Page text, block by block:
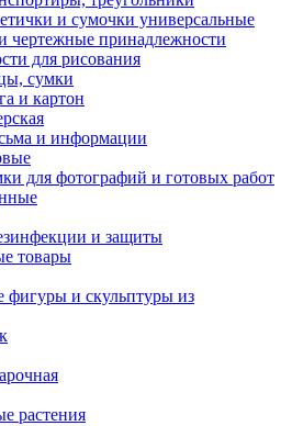
и сумочки универсальные
чертежные принадлежности
для рисования
сумки
и картон
и информации
для фотографий и готовых работ
и защиты
товары
и скульптуры из
растения